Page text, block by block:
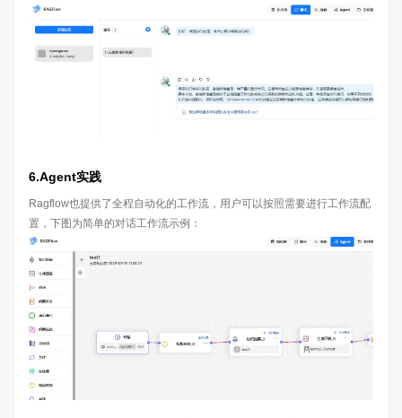
6.Agent实践
Ragflow也提供了全程自动化的工作流，用户可以按照需要进行工作流配
置，下图为简单的对话工作流示例：